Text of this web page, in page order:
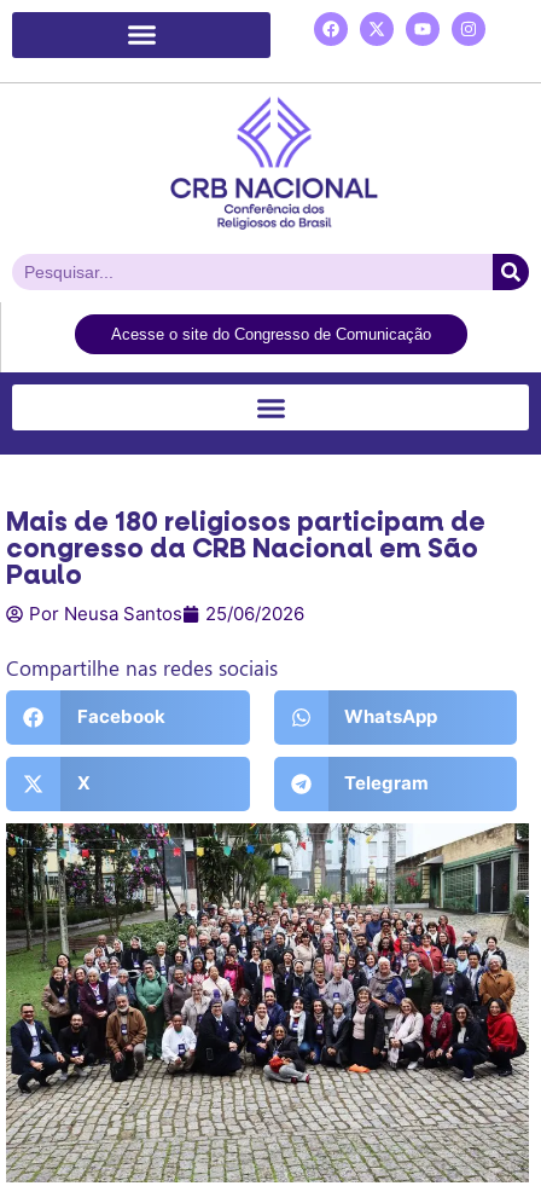
Acesse o site do Congresso de Comunicação
Mais de 180 religiosos participam de
congresso da CRB Nacional em São
Paulo
Por Neusa Santos 25/06/2026
Compartilhe nas redes sociais
Facebook WhatsApp
X Telegram